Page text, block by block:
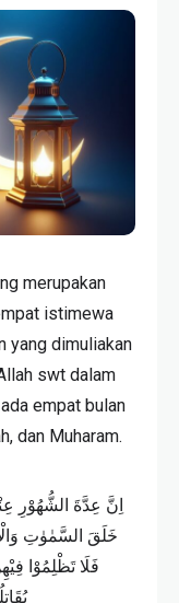
merupakan
istimewa
yang dimuliakan
swt dalam
empat bulan
dan Muharam.
اِنَّ عِدَّةَ الشُّهُوْرِ
خَلَقَ السَّمٰوٰتِ
فَلَا تَظْلِمُوْا